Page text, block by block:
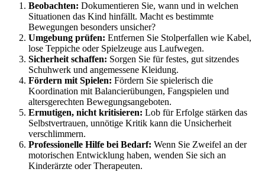
Beobachten: Dokumentieren Sie, wann und in welchen
Situationen das Kind hinfällt. Macht es bestimmte
Bewegungen besonders unsicher?
Umgebung prüfen: Entfernen Sie Stolperfallen wie Kabel,
lose Teppiche oder Spielzeuge aus Laufwegen.
Sicherheit schaffen: Sorgen Sie für festes, gut sitzendes
Schuhwerk und angemessene Kleidung.
Fördern mit Spielen: Fördern Sie spielerisch die
Koordination mit Balancierübungen, Fangspielen und
altersgerechten Bewegungsangeboten.
Ermutigen, nicht kritisieren: Lob für Erfolge stärken das
Selbstvertrauen, unnötige Kritik kann die Unsicherheit
verschlimmern.
Professionelle Hilfe bei Bedarf: Wenn Sie Zweifel an der
motorischen Entwicklung haben, wenden Sie sich an
Kinderärzte oder Therapeuten.